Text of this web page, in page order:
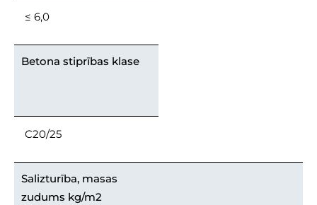
≤ 6,0
Betona stiprības klase
C20/25
Salizturība, masas
zudums kg/m2